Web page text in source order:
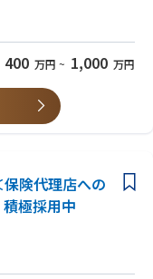
能改修/バックログなど
Backlog, Slack
400 万円 ~ 1,000 万円
険代理店への
極採用中